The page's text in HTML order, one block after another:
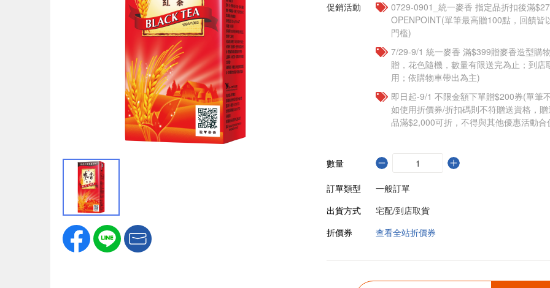
促銷活動
0729-0901_統一麥香​ 指定品折扣後滿
OPENPOINT(單筆最高贈100點，回饋皆
門檻)
7/29-9/1 統一麥香​ 滿$399贈麥香造型購
贈，花色隨機，數量有限送完為止；到店
用；依購物車帶出為主)
即日起-9/1 不限金額下單贈$200券(單筆
如使用折價券/折扣碼則不符贈送資格，
品滿$2,000可折，不得與其他優惠活動合
數量
訂單類型
一般訂單
出貨方式
宅配/到店取貨
折價券
查看全站折價券